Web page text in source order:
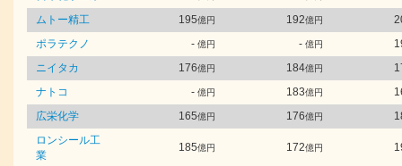
ムトー精工
195億円 192億円
ポラテクノ
- 億円 - 億円
ニイタカ
176億円 184億円
ナトコ
- 億円 183億円
広栄化学
165億円 176億円
ロンシール工
業
185億円 172億円